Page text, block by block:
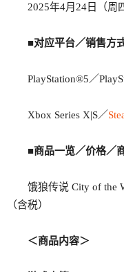
2025年4月24日（周
■对应平台／销售方
PlayStation®5／
Xbox Series X|S／
■商品一览／价格／
饿狼传说 City of the
（含税）
＜商品内容＞